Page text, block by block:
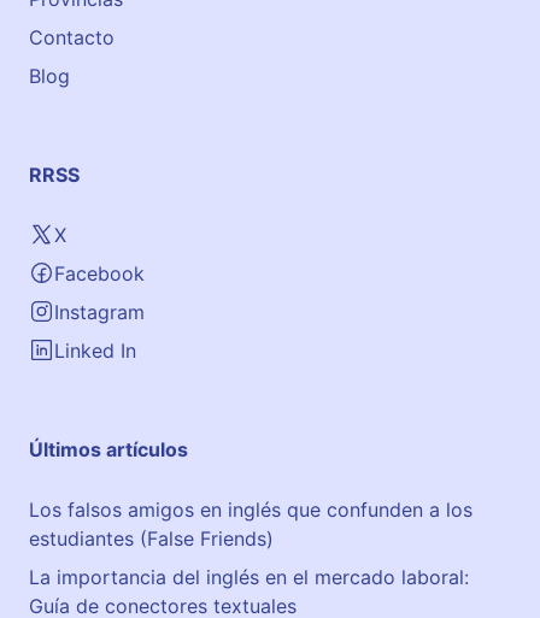
Contacto
Blog
RRSS
X
Facebook
Instagram
Linked In
Últimos artículos
Los falsos amigos en inglés que confunden a los
estudiantes (False Friends)
La importancia del inglés en el mercado laboral:
Guía de conectores textuales